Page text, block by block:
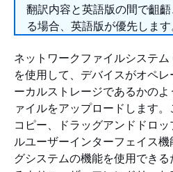
翻訳内容と英語版の間で齟
る場合、英語版が優先します
ネットワークファイルシステム
を使用して、デバイスがオペ
ーカルストレージであるかの
ァイルをアップロードします
コピー、ドラッグアンドドロ
ルユーザーインターフェイス
グシステムの機能を使用でき